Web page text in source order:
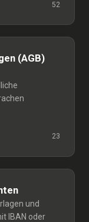
52
(AGB)
23
und
IBAN oder